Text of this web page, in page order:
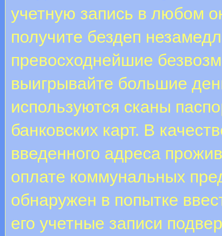
учетную запись в любом
получите бездеп
превосходнейшие
выигрывайте большие
используются сканы
банковских карт. В
введенного адреса
оплате коммунальных
обнаружен в попытке
его учетные записи